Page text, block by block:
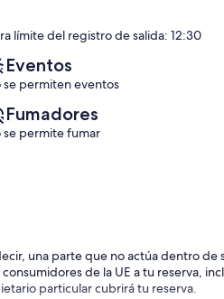
centro
Panorama
II
(4 comentarios)
límite del registro de salida: 12:30
Eventos
se permiten eventos
Fumadores
se permite fumar
una parte que no actúa dentro de
de la UE a tu reserva,
particular cubrirá tu reserva.